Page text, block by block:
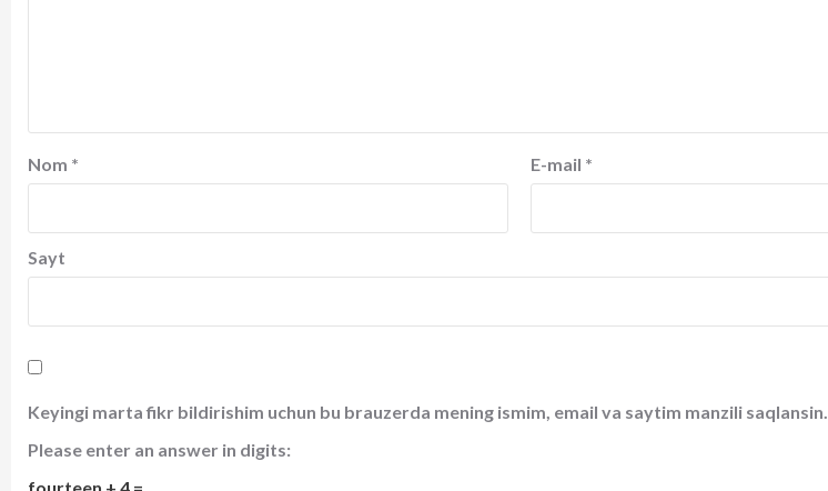
Nom * E-mail *
Sayt
Keyingi marta fikr bildirishim uchun bu brauzerda mening ismim, email va saytim manzili saqlansin.
Please enter an answer in digits: